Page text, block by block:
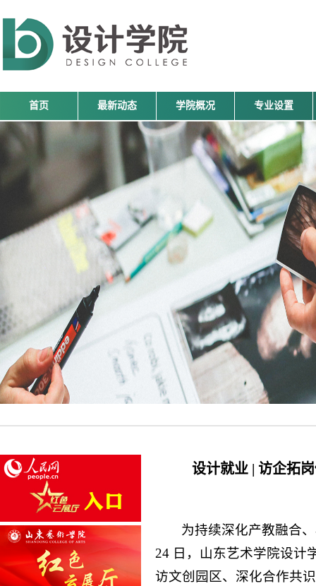
首页 最新动态 学院概况 专业设置
设计就业 | 访企拓
为持续深化产教融合
24 日，山东艺术学院设计
访文创园区、深化合作共